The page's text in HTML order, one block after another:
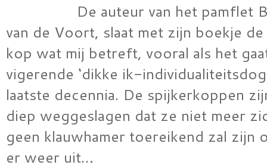
De auteur van het pamflet
van de Voort, slaat met zijn boekje
kop wat mij betreft, vooral als het
vigerende ‘dikke ik-
laatste decennia. De spijkerkoppen
diep weggeslagen dat ze niet meer
geen klauwhamer toereikend zal zijn
er weer uit…